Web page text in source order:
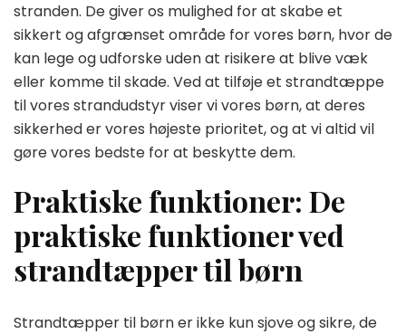
stranden. De giver os mulighed for at skabe et
sikkert og afgrænset område for vores børn, hvor de
kan lege og udforske uden at risikere at blive væk
eller komme til skade. Ved at tilføje et strandtæppe
til vores strandudstyr viser vi vores børn, at deres
sikkerhed er vores højeste prioritet, og at vi altid vil
gøre vores bedste for at beskytte dem.
Praktiske funktioner: De
praktiske funktioner ved
strandtæpper til børn
Strandtæpper til børn er ikke kun sjove og sikre, de